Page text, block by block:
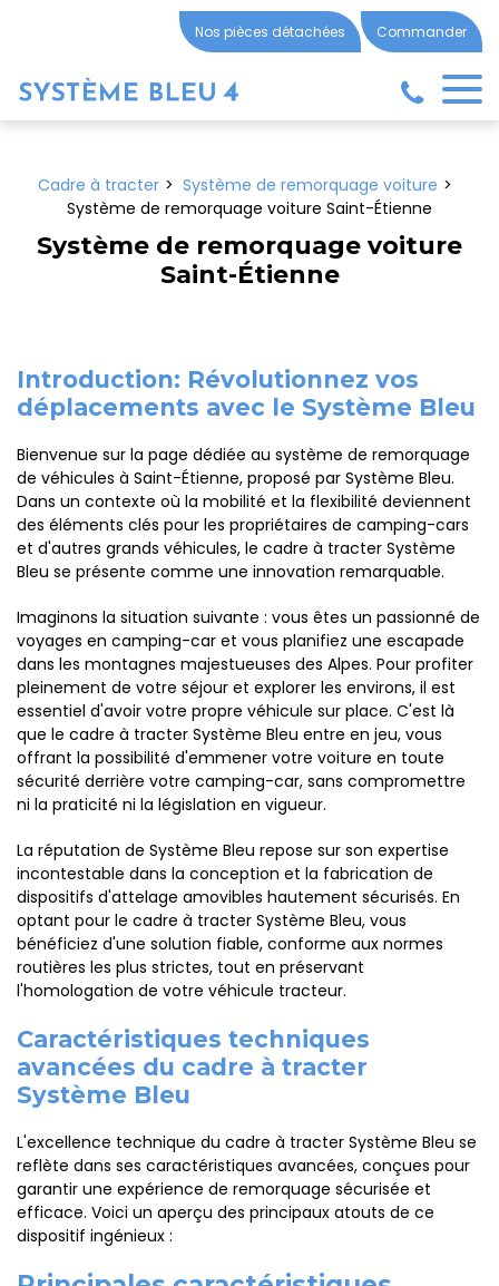
Commander
Nos pièces détachées
Cadre à tracter
Système de remorquage voiture
Système de remorquage voiture Saint-Étienne
Système de remorquage voiture
Saint-Étienne
Introduction: Révolutionnez vos
déplacements avec le Système Bleu
Bienvenue sur la page dédiée au système de remorquage
de véhicules à Saint-Étienne, proposé par Système Bleu.
Dans un contexte où la mobilité et la flexibilité deviennent
des éléments clés pour les propriétaires de camping-cars
et d'autres grands véhicules, le cadre à tracter Système
Bleu se présente comme une innovation remarquable.
Imaginons la situation suivante : vous êtes un passionné de
voyages en camping-car et vous planifiez une escapade
dans les montagnes majestueuses des Alpes. Pour profiter
pleinement de votre séjour et explorer les environs, il est
essentiel d'avoir votre propre véhicule sur place. C'est là
que le cadre à tracter Système Bleu entre en jeu, vous
offrant la possibilité d'emmener votre voiture en toute
sécurité derrière votre camping-car, sans compromettre
ni la praticité ni la législation en vigueur.
La réputation de Système Bleu repose sur son expertise
incontestable dans la conception et la fabrication de
dispositifs d'attelage amovibles hautement sécurisés. En
optant pour le cadre à tracter Système Bleu, vous
bénéficiez d'une solution fiable, conforme aux normes
routières les plus strictes, tout en préservant
l'homologation de votre véhicule tracteur.
Caractéristiques techniques
avancées du cadre à tracter
Système Bleu
L'excellence technique du cadre à tracter Système Bleu se
reflète dans ses caractéristiques avancées, conçues pour
garantir une expérience de remorquage sécurisée et
efficace. Voici un aperçu des principaux atouts de ce
dispositif ingénieux :
Panneau de gestion des cookies